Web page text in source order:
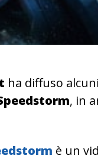
ha diffuso
, in
è un